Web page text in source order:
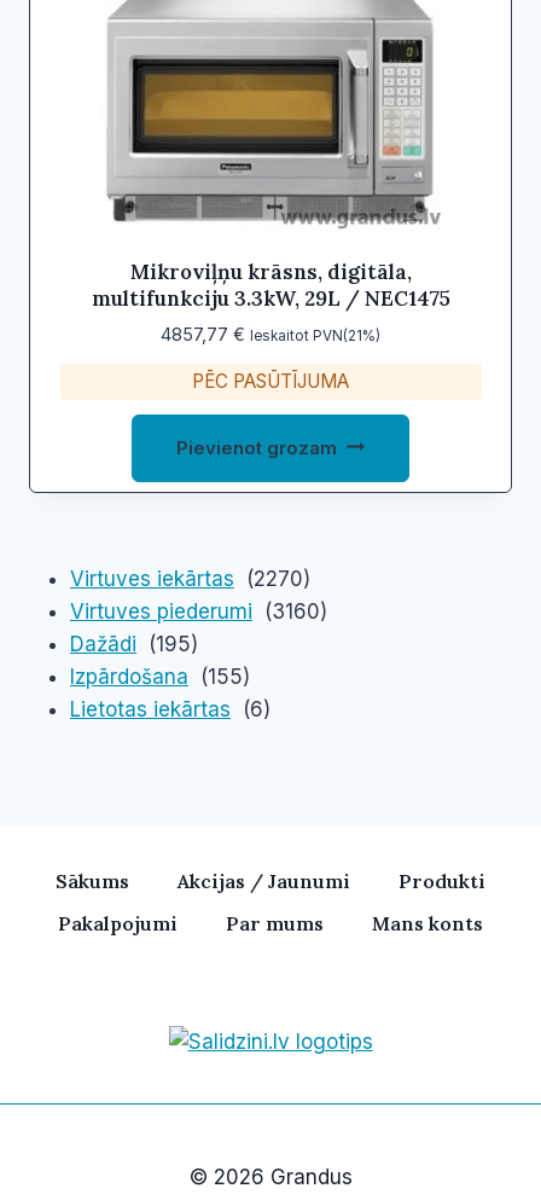
Mikroviļņu krāsns, digitāla,
multifunkciju 3.3kW, 29L / NEC1475
4857,77 € Ieskaitot PVN(21%)
PĒC PASŪTĪJUMA
Pievienot grozam
Virtuves iekārtas
(2270)
Virtuves piederumi
(3160)
Dažādi
(195)
Izpārdošana
(155)
Lietotas iekārtas
(6)
Sākums Akcijas / Jaunumi
Produkti
Pakalpojumi
Par mums Mans konts
© 2026 Grandus